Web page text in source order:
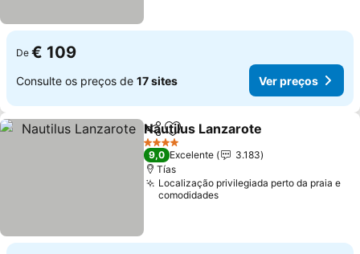
De € 109
Consulte os preços de 17 sites Ver preços
PartilharAdicionar aos favoritos
Nautilus Lanzarote
4 Estrelas
9,0 Excelente
3.183
Tías
Localização privilegiada perto da praia e
comodidades